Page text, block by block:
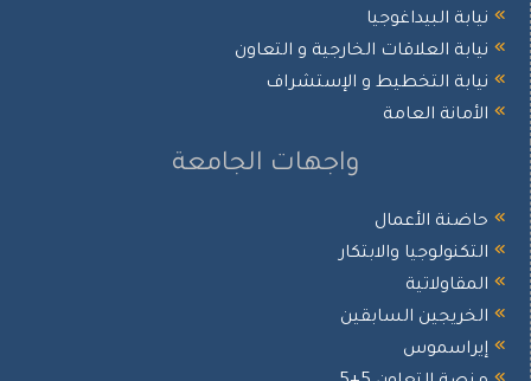
نيابة البيداغوجيا
نيابة العلاقات الخارجية و التعاون
نيابة التخطيط و الإستشراف
الأمانة العامة
واجهات الجامعة
حاضنة الأعمال
التكنولوجيا والابتكار
المقاولاتية
الخريجين السابقين
إيراسموس